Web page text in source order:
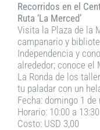
Recorridos en el
Ruta ‘La Merced’
Visita la Plaza de la
campanario y
Independencia y
alrededor; conoce el
La Ronda de los
tu paladar con un
Fecha: domingo 1 de
Horario: 10:00 a 13:30
Costo: USD 3,00